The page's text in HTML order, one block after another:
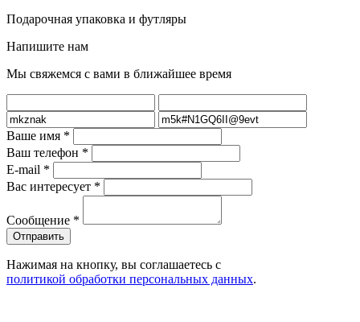
Подарочная упаковка и футляры
Напишите нам
Мы свяжемся с вами в ближайшее время
Ваше имя *
Ваш телефон *
E-mail *
Вас интересует *
Сообщение *
Нажимая на кнопку, вы соглашаетесь с
политикой обработки персональных данных.